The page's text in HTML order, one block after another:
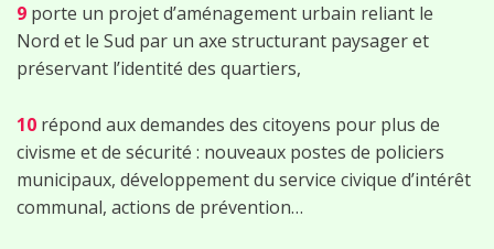
9 porte un projet d’aménagement urbain reliant le
Nord et le Sud par un axe structurant paysager et
préservant l’identité des quartiers,
10 répond aux demandes des citoyens pour plus de
civisme et de sécurité : nouveaux postes de policiers
municipaux, développement du service civique d’intérêt
communal, actions de prévention…